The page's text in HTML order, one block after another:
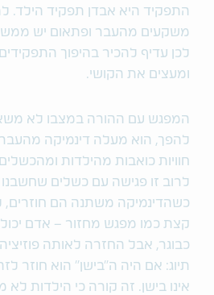
התפקיד היא אבדן תפקיד הילד.
משקעים מהעבר ופתאום יש
לכן עדיף להכיר בהיפוך
ומעצים את הקושי.
המפגש עם ההורה במצבו לא
להפך, הוא מעלה דינמיקה מהעבר
חוויות כואבות מהילדות ומהכשלים
לרוב זו פגישה עם כשלים
כשהדינמיקה משתנה הם חוזרים,
קצת כמו מפגש מחזור – אדם
כבוגר, אבל החזרה לאותה
תיוג: אם היה ה"בישן" הוא חוזר
אינו בישן. זה קורה כי הילדות